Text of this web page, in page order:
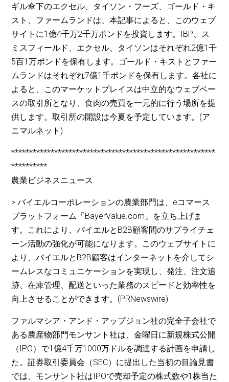
ギル傘下のエクセル、タイソン・フーズ、ゴールド・キ
スト、ファームランドは、本記事によると、このウェブ
サイトに1億4千万2千万ポンドを投資します。IBP、ス
ミスフィールド、エクセル、タイソンはそれぞれ2億1千
5百1万ポンドを保有します。ゴールド・キストとファー
ムランドはそれぞれ7億1千ポンドを保有します。各社に
よると、このマーケットプレイスは中立的なウェブベー
スの取引所となり、食肉の売買を一元的に行う場所を提
供します。取引所の開設は今夏を予定しています。(ア
ニマルネット)
*********************************************************
**********
農業ビジネスニュース
> バイエルコーポレーションの農業部門は、eコマース
プラットフォーム「BayerValue.com」を立ち上げま
す。これにより、バイエルとB2B顧客間のサプライチェ
ーン活動の強化が可能になります。このウェブサイトに
より、バイエルとB2B顧客はインターネットを介してシ
ームレスなコミュニケーションを実現し、発注、注文追
跡、在庫管理、配送といった業務のスピードと効率性を
向上させることができます。(PRNewswire)
ファルマシア・アンド・アップジョン社の完全子会社で
ある農産物部門モンサント社は、金曜日に新規株式公開
（IPO）で1億4千万1000万ドルを調達する計画を申請し
た。証券取引委員会（SEC）に提出した当初の目論見書
では、モンサント社はIPOで売却予定の株式数や1株当た